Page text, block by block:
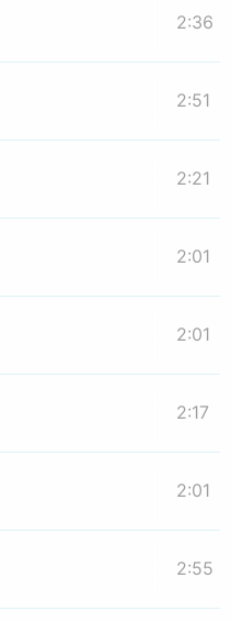
2:36
2:51
2:21
2:01
2:01
2:17
2:01
2:55